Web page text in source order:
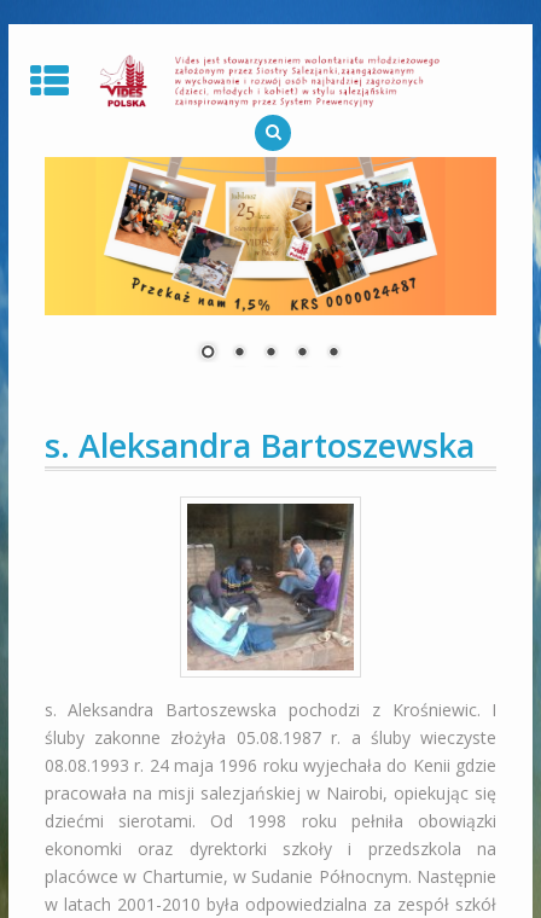
to
content
s. Aleksandra Bartoszewska
s. Aleksandra Bartoszewska pochodzi z Krośniewic. I
śluby zakonne złożyła 05.08.1987 r. a śluby wieczyste
08.08.1993 r. 24 maja 1996 roku wyjechała do Kenii gdzie
pracowała na misji salezjańskiej w Nairobi, opiekując się
dziećmi sierotami. Od 1998 roku pełniła obowiązki
ekonomki oraz dyrektorki szkoły i przedszkola na
placówce w Chartumie, w Sudanie Północnym. Następnie
w latach 2001-2010 była odpowiedzialna za zespół szkół